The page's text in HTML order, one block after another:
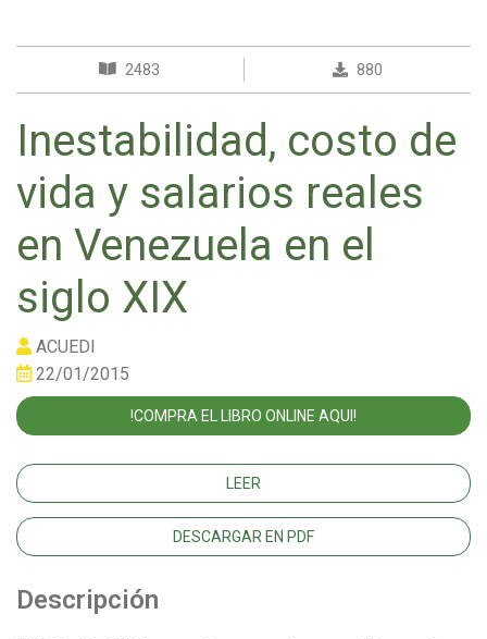
2483 880
Inestabilidad, costo de
vida y salarios reales
en Venezuela en el
siglo XIX
ACUEDI
22/01/2015
!COMPRA EL LIBRO ONLINE AQUI!
LEER
DESCARGAR EN PDF
Descripción